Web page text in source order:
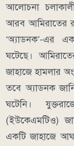
আলোচনা
আরব আমিরাতের
‘অ্যাডনক’-এর
ঘটেছে।
জাহাজে হামলার
তবে অ্যাডনক
ঘটেনি।
(ইউকেএমটিও)
একটি জাহাজে